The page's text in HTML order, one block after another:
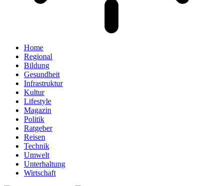
Home
Regional
Bildung
Gesundheit
Infrastruktur
Kultur
Lifestyle
Magazin
Politik
Ratgeber
Reisen
Technik
Umwelt
Unterhaltung
Wirtschaft